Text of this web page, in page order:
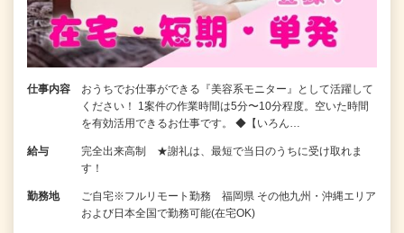
仕事内容
おうちでお仕事ができる『美容系モニター』として活躍して
ください！ 1案件の作業時間は5分〜10分程度。空いた時間
を有効活用できるお仕事です。 ◆【いろん…
給与
完全出来高制 ★謝礼は、最短で当日のうちに受け取れま
す！
勤務地
ご自宅※フルリモート勤務 福岡県 その他九州・沖縄エリア
および日本全国で勤務可能(在宅OK)